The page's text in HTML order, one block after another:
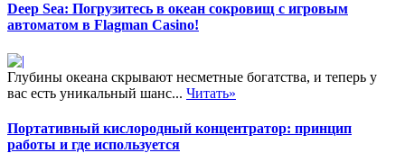
Deep Sea: Погрузитесь в океан сокровищ с игровым
автоматом в Flagman Casino!
Глубины океана скрывают несметные богатства, и теперь у
вас есть уникальный шанс... Читать»
Портативный кислородный концентратор: принцип
работы и где используется